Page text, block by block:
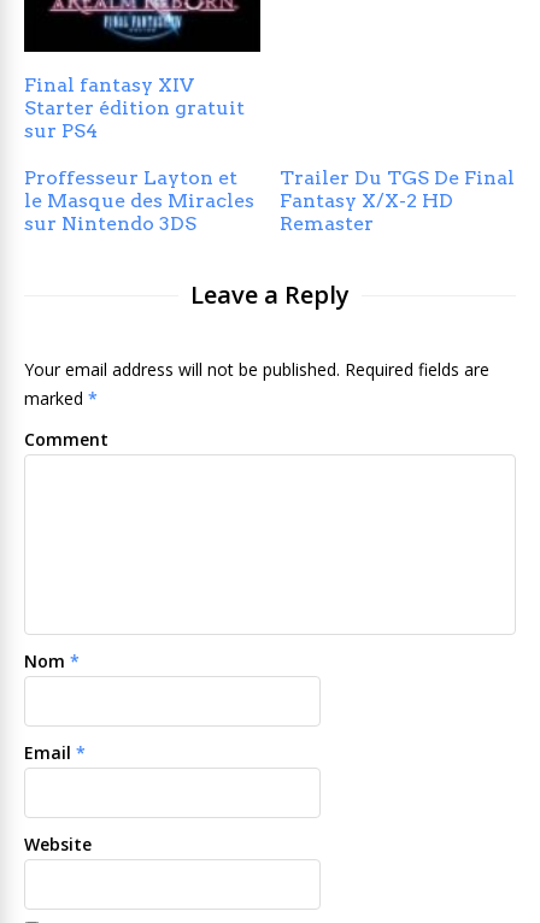
Final fantasy XIV
Starter édition gratuit
sur PS4
Proffesseur Layton et
le Masque des Miracles
sur Nintendo 3DS
Trailer Du TGS De Final
Fantasy X/X-2 HD
Remaster
Leave a Reply
Your email address will not be published. Required fields are
marked *
Comment
Nom *
Email *
Website